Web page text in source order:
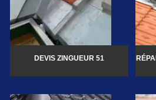
DEVIS ZINGUEUR 51